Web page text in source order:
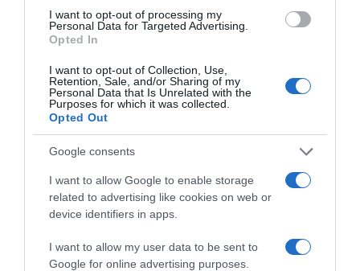
I want to opt-out of processing my
Personal Data for Targeted Advertising.
Opted In
I want to opt-out of Collection, Use,
Retention, Sale, and/or Sharing of my
Personal Data that Is Unrelated with the
Purposes for which it was collected.
Opted Out
Google consents
I want to allow Google to enable storage
related to advertising like cookies on web or
device identifiers in apps.
I want to allow my user data to be sent to
Google for online advertising purposes.
Ψηφοφορία:4.2. Από 391 ψήφους.